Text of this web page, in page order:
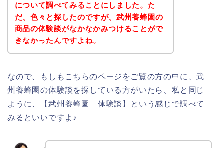
について調べてみることにしました。た
だ、色々と探したのですが、武州養蜂園の
商品の体験談がなかなかみつけることがで
きなかったんですよね。
なので、もしもこちらのページをご覧の方の中に、武
州養蜂園の体験談を探している方がいたら、私と同じ
ように、【武州養蜂園 体験談】という感じで調べて
みるといいですよ♪